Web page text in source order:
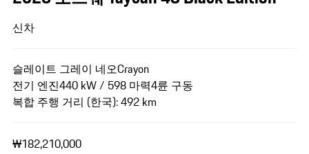
신차
슬레이트 그레이 네오Crayon
전기 엔진440 kW / 598 마력4륜 구동
복합 주행 거리 (한국): 492 km
₩182,210,000